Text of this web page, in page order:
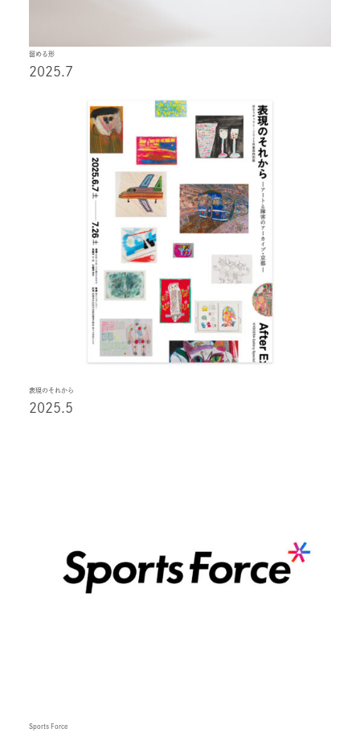
留める形
2025.7
表現のそれから
2025.5
Sports Force